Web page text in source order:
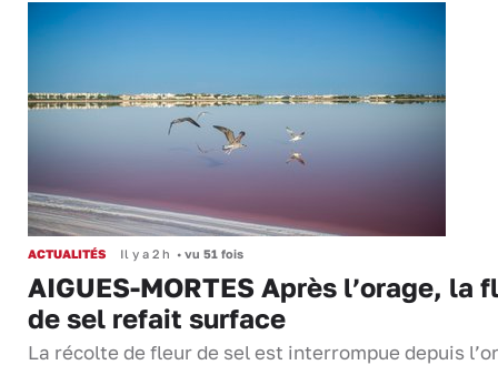
ACTUALITÉS Il y a 2 h • vu 51 fois
AIGUES-MORTES Après l’orage, la
de sel refait surface
La récolte de fleur de sel est interrompue depuis